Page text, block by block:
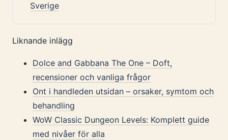
Sverige
Liknande inlägg
Dolce and Gabbana The One – Doft,
recensioner och vanliga frågor
Ont i handleden utsidan – orsaker, symtom och
behandling
WoW Classic Dungeon Levels: Komplett guide
med nivåer för alla